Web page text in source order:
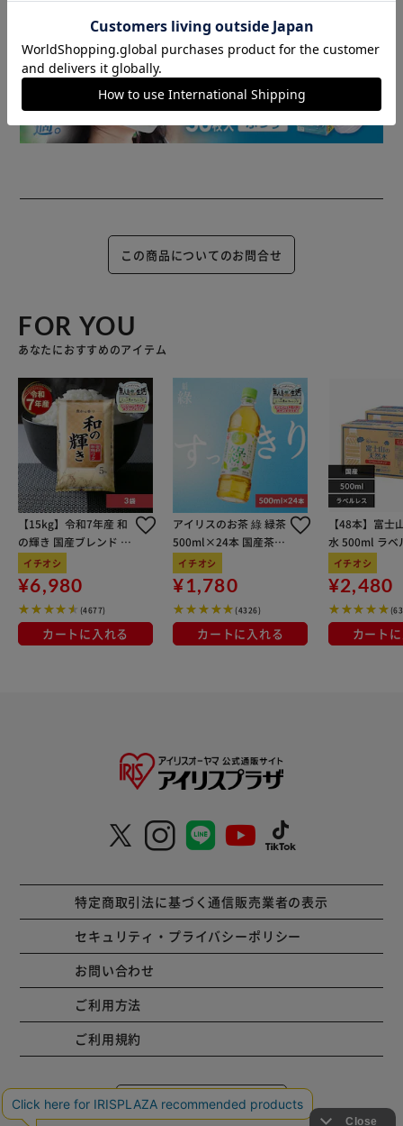
この商品についてのお問合せ
FOR YOU
あなたにおすすめのアイテム
【15kg】令和7年産 和
の輝き 国産ブレンド 5
kg×3袋
イチオシ
¥6,980
(4677)
カートに入れる
アイリスのお茶 綠 緑茶
500ml×24本 国産茶葉
100％使用
イチオシ
¥1,780
(4326)
カートに入れる
【48本】富士
水 500ml ラベ
イチオシ
¥2,480
カート
特定商取引法に基づく通信販売業者の表示
セキュリティ・プライバシーポリシー
お問い合わせ
ご利用方法
ご利用規約
コーポレートサイト